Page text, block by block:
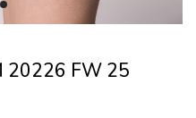
2
FW 25